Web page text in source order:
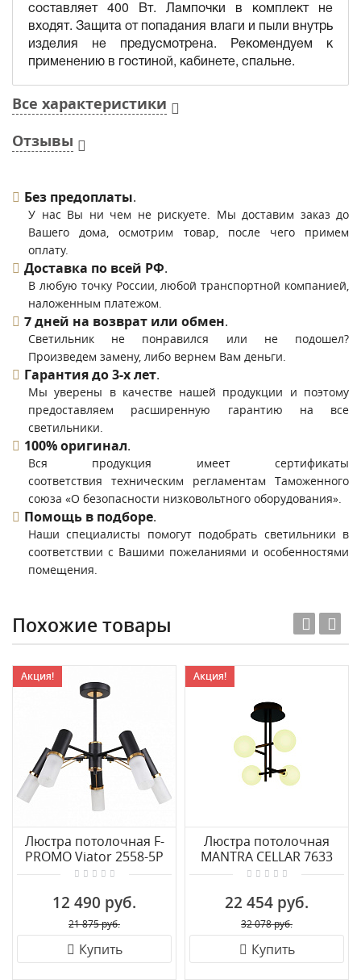
составляет 400 Вт. Лампочки в комплект не
входят. Защита от попадания влаги и пыли внутрь
изделия не предусмотрена. Рекомендуем к
применению в гостиной, кабинете, спальне.
Все характеристики
Отзывы
Без предоплаты.
У нас Вы ни чем не рискуете. Мы доставим заказ до
Вашего дома, осмотрим товар, после чего примем
оплату.
Доставка по всей РФ.
В любую точку России, любой транспортной компанией,
наложенным платежом.
7 дней на возврат или обмен.
Светильник не понравился или не подошел?
Произведем замену, либо вернем Вам деньги.
Гарантия до 3-х лет.
Мы уверены в качестве нашей продукции и поэтому
предоставляем расширенную гарантию на все
светильники.
100% оригинал.
Вся продукция имеет сертификаты
соответствия техническим регламентам Таможенного
союза «О безопасности низковольтного оборудования».
Помощь в подборе.
Наши специалисты помогут подобрать светильники в
соответствии с Вашими пожеланиями и особенностями
помещения.
Похожие товары
Акция!
Люстра потолочная F-
PROMO Viator 2558-5P
12 490 руб.
21 875 руб.
Купить
Акция!
Люстра потолочная
MANTRA CELLAR 7633
22 454 руб.
32 078 руб.
Купить